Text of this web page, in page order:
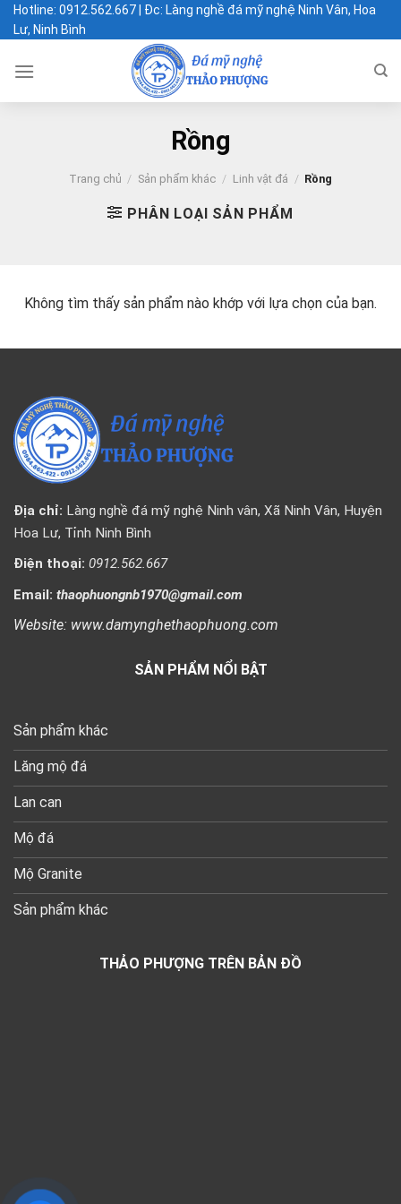
Chuyển
đến
dung
Hotline: 0912.562.667 | Đc: Làng nghề đá mỹ nghệ Ninh Vân, Hoa
Lư, Ninh Bình
Rồng
Trang chủ / Sản phẩm khác / Linh vật đá / Rồng
PHÂN LOẠI SẢN PHẨM
Không tìm thấy sản phẩm nào khớp với lựa chọn của bạn.
Địa chỉ: Làng nghề đá mỹ nghệ Ninh vân, Xã Ninh Vân, Huyện
Hoa Lư, Tỉnh Ninh Bình
Điện thoại: 0912.562.667
Email: thaophuongnb1970@gmail.com
Website: www.damynghethaophuong.com
SẢN PHẨM NỔI BẬT
Sản phẩm khác
Lăng mộ đá
Lan can
Mộ đá
Mộ Granite
Sản phẩm khác
THẢO PHƯỢNG TRÊN BẢN ĐỒ